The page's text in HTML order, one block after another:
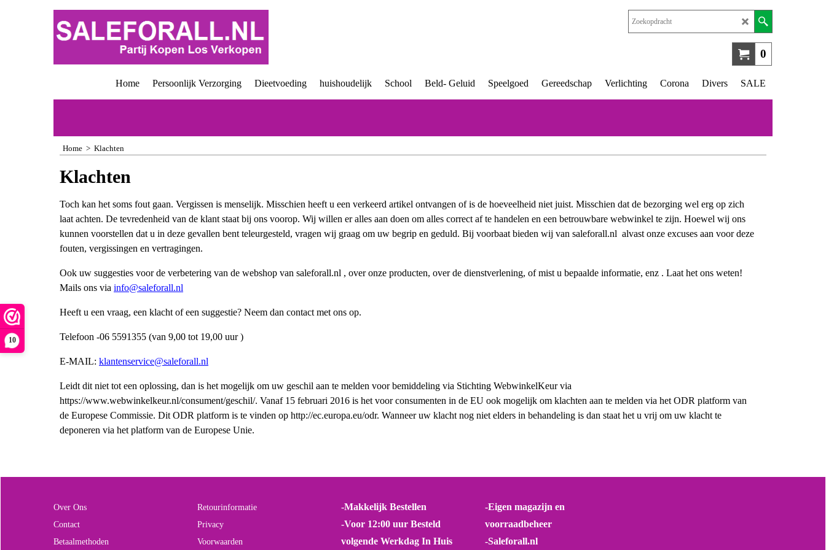
10
0
Home Persoonlijk Verzorging Dieetvoeding huishoudelijk School Beld- Geluid Speelgoed Gereedschap Verlichting Corona Divers SALE
Home > Klachten
Klachten
Toch kan het soms fout gaan. Vergissen is menselijk. Misschien heeft u een verkeerd artikel ontvangen of is de hoeveelheid niet juist. Misschien dat de bezorging wel erg op zich
laat achten. De tevredenheid van de klant staat bij ons voorop. Wij willen er alles aan doen om alles correct af te handelen en een betrouwbare webwinkel te zijn. Hoewel wij ons
kunnen voorstellen dat u in deze gevallen bent teleurgesteld, vragen wij graag om uw begrip en geduld. Bij voorbaat bieden wij van saleforall.nl alvast onze excuses aan voor deze
fouten, vergissingen en vertragingen.
Ook uw suggesties voor de verbetering van de webshop van saleforall.nl , over onze producten, over de dienstverlening, of mist u bepaalde informatie, enz . Laat het ons weten!
Mails ons via info@saleforall.nl
Heeft u een vraag, een klacht of een suggestie? Neem dan contact met ons op.
Telefoon -06 5591355 (van 9,00 tot 19,00 uur )
E-MAIL: klantenservice@saleforall.nl
Leidt dit niet tot een oplossing, dan is het mogelijk om uw geschil aan te melden voor bemiddeling via Stichting WebwinkelKeur via
https://www.webwinkelkeur.nl/consument/geschil/. Vanaf 15 februari 2016 is het voor consumenten in de EU ook mogelijk om klachten aan te melden via het ODR platform van
de Europese Commissie. Dit ODR platform is te vinden op http://ec.europa.eu/odr. Wanneer uw klacht nog niet elders in behandeling is dan staat het u vrij om uw klacht te
deponeren via het platform van de Europese Unie.
Over Ons
Contact
Betaalmethoden
Retourinformatie
Privacy
Voorwaarden
-Makkelijk Bestellen
-Voor 12:00 uur Besteld
volgende Werkdag In Huis
-Eigen magazijn en
voorraadbeheer
-Saleforall.nl